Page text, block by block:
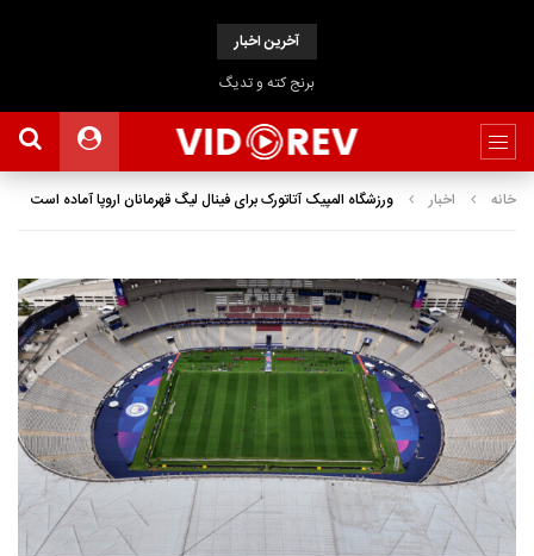
آخرین اخبار
برنج کته و تدیگ
خانه اخبار ورزشگاه المپیک آتاتورک برای فینال لیگ قهرمانان اروپا آماده است